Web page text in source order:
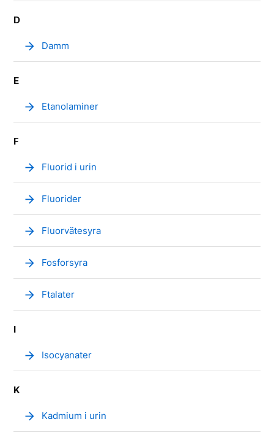
D
arrow_forward Damm
E
arrow_forward Etanolaminer
F
arrow_forward Fluorid i urin
arrow_forward Fluorider
arrow_forward Fluorvätesyra
arrow_forward Fosforsyra
arrow_forward Ftalater
I
arrow_forward Isocyanater
K
arrow_forward Kadmium i urin